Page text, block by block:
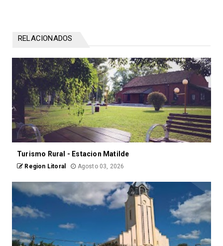
RELACIONADOS
Turismo Rural - Estacion Matilde
Region Litoral Agosto 03, 2026